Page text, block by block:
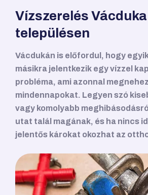
Vízszerelés Vácduka
településen
Vácdukán is előfordul, hogy
másikra jelentkezik egy vízzel
probléma, ami azonnal
mindennapokat. Legyen szó
vagy komolyabb
utat talál magának, és ha nincs
jelentős károkat okozhat az